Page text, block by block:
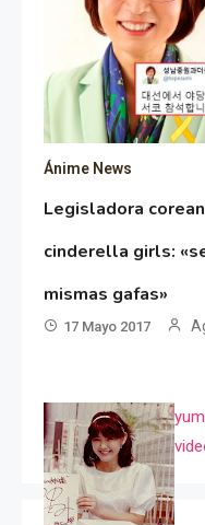
Ánime News
Legisladora
cinderella girls:
mismas gafas»
17 Mayo 2017